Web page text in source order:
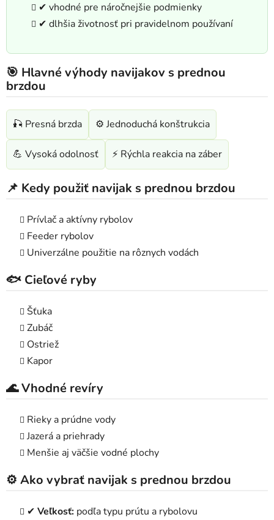
✔ vhodné pre náročnejšie podmienky
✔ dlhšia životnosť pri pravidelnom používaní
🎯 Hlavné výhody navijakov s prednou
brzdou
🎣 Presná brzda ⚙️ Jednoduchá konštrukcia
💪 Vysoká odolnosť ⚡ Rýchla reakcia na záber
📌 Kedy použiť navijak s prednou brzdou
Prívlač a aktívny rybolov
Feeder rybolov
Univerzálne použitie na rôznych vodách
🐟 Cieľové ryby
Šťuka
Zubáč
Ostriež
Kapor
🌊 Vhodné revíry
Rieky a prúdne vody
Jazerá a priehrady
Menšie aj väčšie vodné plochy
⚙️ Ako vybrať navijak s prednou brzdou
✔ Veľkosť: podľa typu prútu a rybolovu